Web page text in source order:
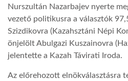
DOBRAVERO.HU
LATIMO.HU
Nurszultán Nazarbajev nyerte
vezető politikusra a választók
Szizdikovra (Kazahsztáni Népi
önjelölt Abulgazi Kuszainovra
jelentette a Kazah Távirati Iroda.
Az előrehozott elnökválasztásra